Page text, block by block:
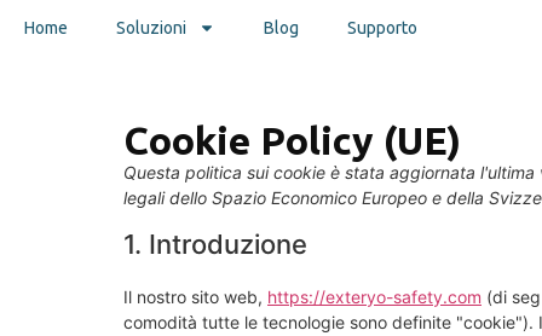
Home Soluzioni Blog Supporto
Cookie Policy (UE)
Questa politica sui cookie è stata aggiornata
legali dello Spazio Economico Europeo e della
1. Introduzione
Il nostro sito web, https://exteryo-safety.com (di
comodità tutte le tecnologie sono definite